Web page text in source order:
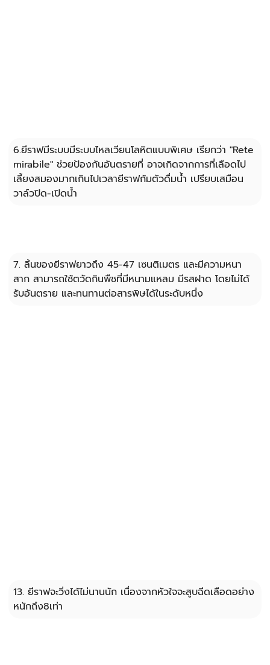
6.ยีราฟมีระบบมีระบบไหลเวียนโลหิตแบบพิเศษ เรียกว่า "Rete
mirabile" ช่วยป้องกันอันตรายที่ อาจเกิดจากการที่เลือดไป
เลี้ยงสมองมากเกินไปเวลายีราฟก้มตัวดื่มน้ำ เปรียบเสมือน
วาล์วปิด-เปิดน้ำ
7. ลิ้นของยีราฟยาวถึง 45-47 เซนติเมตร และมีความหนา
สาก สามารถใช้ตวัดกินพืชที่มีหนามแหลม มีรสฝาด โดยไม่ได้
รับอันตราย และทนทานต่อสารพิษได้ในระดับหนึ่ง
13. ยีราฟจะวิ่งได้ไม่นานนัก เนื่องจากหัวใจจะสูบฉีดเลือดอย่าง
หนักถึง8เท่า